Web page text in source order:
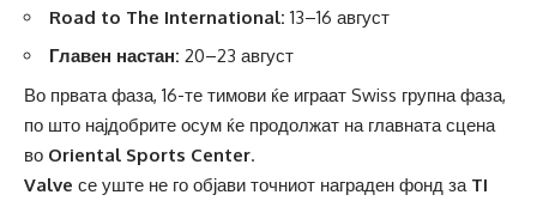
Road to The International: 13–16 август
Главен настан: 20–23 август
Во првата фаза, 16-те тимови ќе играат Swiss групна фаза,
по што најдобрите осум ќе продолжат на главната сцена
во Oriental Sports Center.
Valve се уште не го објави точниот награден фонд за TI